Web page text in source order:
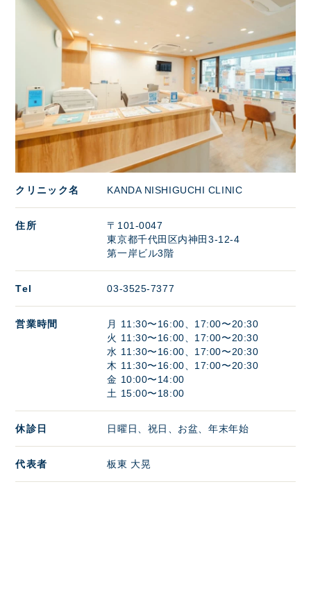
クリニック名 KANDA NISHIGUCHI CLINIC
住所
〒101-0047
東京都千代田区内神田3-12-4
第一岸ビル3階
Tel 03-3525-7377
営業時間
月 11:30〜16:00、17:00〜20:30
火 11:30〜16:00、17:00〜20:30
水 11:30〜16:00、17:00〜20:30
木 11:30〜16:00、17:00〜20:30
金 10:00〜14:00
土 15:00〜18:00
休診日 日曜日、祝日、お盆、年末年始
代表者 板東 大晃